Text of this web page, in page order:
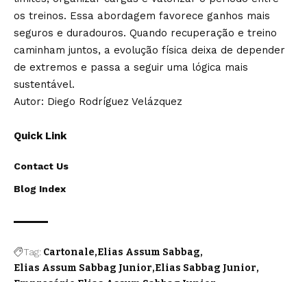
os treinos. Essa abordagem favorece ganhos mais
seguros e duradouros. Quando recuperação e treino
caminham juntos, a evolução física deixa de depender
de extremos e passa a seguir uma lógica mais
sustentável.
Autor: Diego Rodríguez Velázquez
Quick Link
Contact Us
Blog Index
Tag: Cartonale Elias Assum Sabbag
Elias Assum Sabbag Junior Elias Sabbag Junior